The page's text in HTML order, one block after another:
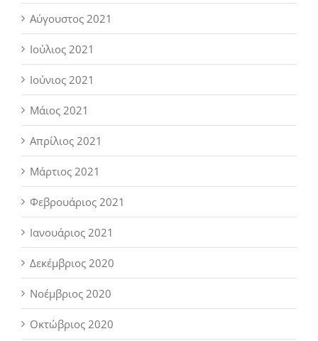
Αύγουστος 2021
Ιούλιος 2021
Ιούνιος 2021
Μάιος 2021
Απρίλιος 2021
Μάρτιος 2021
Φεβρουάριος 2021
Ιανουάριος 2021
Δεκέμβριος 2020
Νοέμβριος 2020
Οκτώβριος 2020